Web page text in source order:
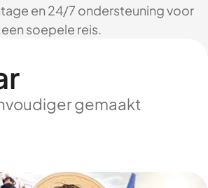
en 24/7 ondersteuning voor
een soepele reis.
gemaakt